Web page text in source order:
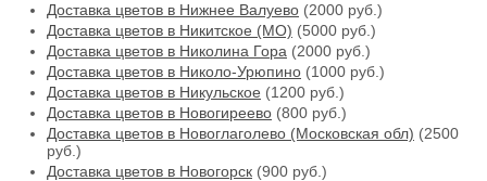
Доставка цветов в Нижнее Валуево (2000 руб.)
Доставка цветов в Никитское (МО) (5000 руб.)
Доставка цветов в Николина Гора (2000 руб.)
Доставка цветов в Николо-Урюпино (1000 руб.)
Доставка цветов в Никульское (1200 руб.)
Доставка цветов в Новогиреево (800 руб.)
Доставка цветов в Новоглаголево (Московская обл) (2500
руб.)
Доставка цветов в Новогорск (900 руб.)